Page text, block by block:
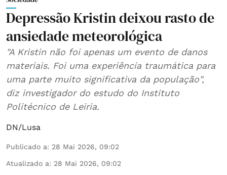
Depressão Kristin deixou rasto de
ansiedade meteorológica
"A Kristin não foi apenas um evento de danos
materiais. Foi uma experiência traumática para
uma parte muito significativa da população",
diz investigador do estudo do Instituto
Politécnico de Leiria.
DN/Lusa
Publicado a: 28 Mai 2026, 09:02
Atualizado a: 28 Mai 2026, 09:02